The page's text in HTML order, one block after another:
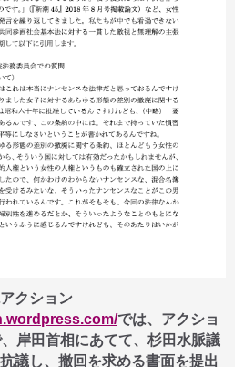
アクション
では、アクショ
岸田首相にあてて、杉田水脈議
議し、撤回を求める書面を提出